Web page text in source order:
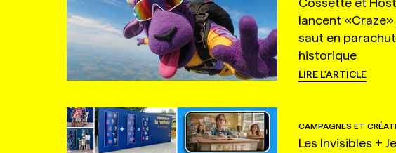
lancent «Craze»
saut en
historique
LIRE L'ARTICLE
CAMPAGNES ET
Les Invisibles +